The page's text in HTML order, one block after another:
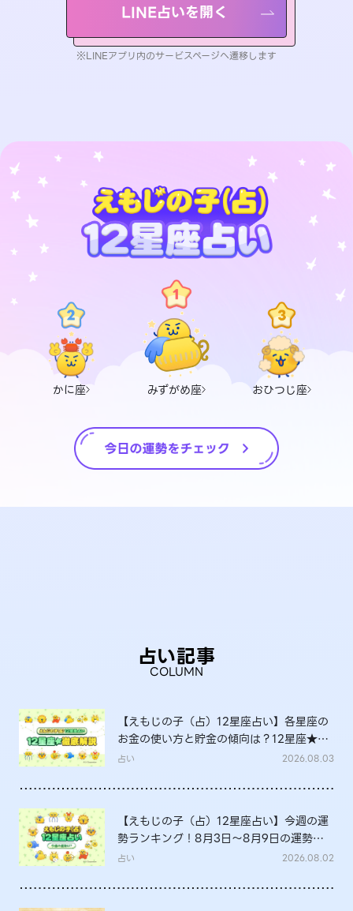
LINE占いを開く
※LINEアプリ内のサービスページへ遷移します
かに座 みずがめ座 おひつじ座
占い記事
COLUMN
【えもじの子（占）12星座占い】各星座の
お金の使い方と貯金の傾向は？12星座★徹
底解説
占い 2026.08.03
【えもじの子（占）12星座占い】今週の運
勢ランキング！8月3日～8月9日の運勢
は？
占い 2026.08.02